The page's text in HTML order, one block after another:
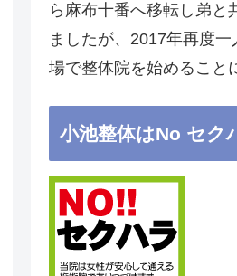
ら麻布十番へ移転し弟と
ましたが、2017年再度
場で整体院を始めること
小池整体はNo セク